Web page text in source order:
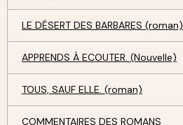
LE DÉSERT DES BARBARES (roman)
APPRENDS À ECOUTER. (Nouvelle)
TOUS, SAUF ELLE. (roman)
COMMENTAIRES DES ROMANS